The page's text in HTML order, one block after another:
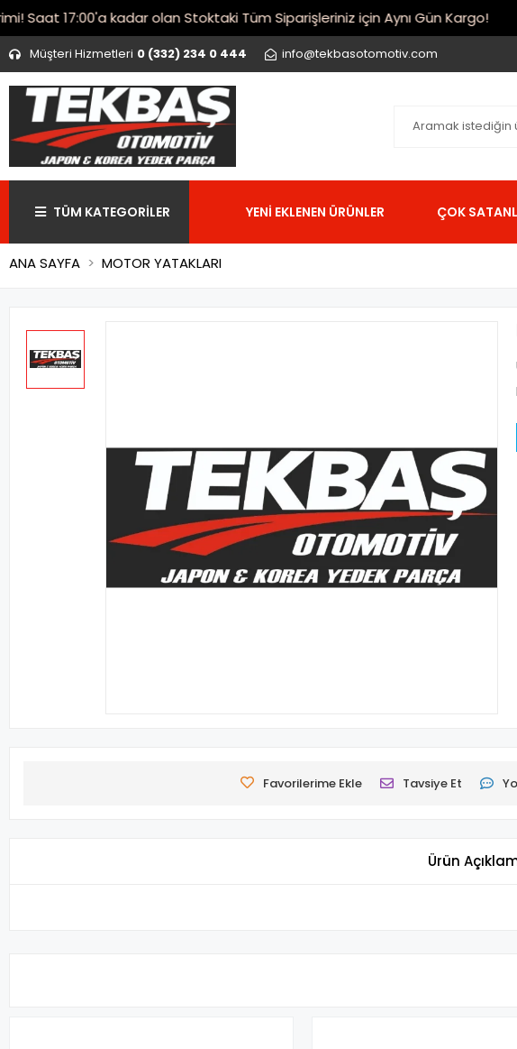
17:00'a kadar olan Stoktaki Tüm Siparişleriniz için Aynı Gün Kargo!
Müşteri Hizmetleri 0 (332) 234 0 444 info@tekbasotomotiv.com
TÜM KATEGORİLER YENİ EKLENEN ÜRÜNLER ÇOK
ANA SAYFA MOTOR YATAKLARI
Favorilerime Ekle Tavsiye Et
Ürün